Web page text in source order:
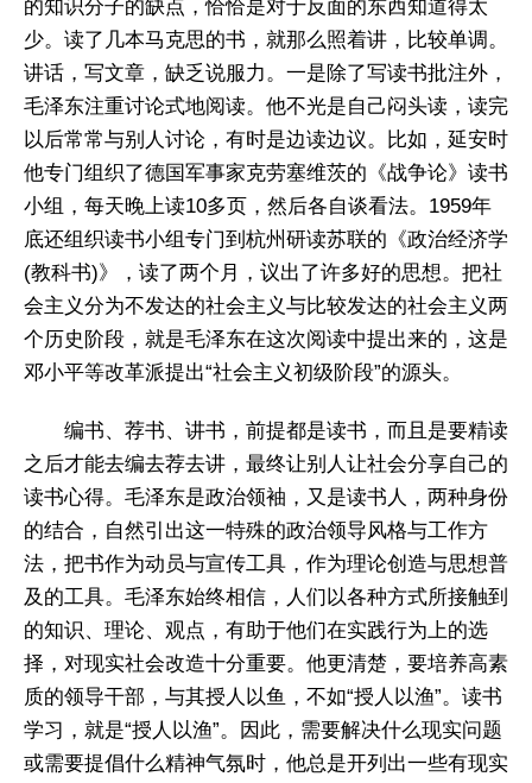
的知识分子的缺点，恰恰是对于反面的东西知道得太
少。读了几本马克思的书，就那么照着讲，比较单调。
讲话，写文章，缺乏说服力。一是除了写读书批注外，
毛泽东注重讨论式地阅读。他不光是自己闷头读，读完
以后常常与别人讨论，有时是边读边议。比如，延安时
他专门组织了德国军事家克劳塞维茨的《战争论》读书
小组，每天晚上读10多页，然后各自谈看法。1959年
底还组织读书小组专门到杭州研读苏联的《政治经济学
(教科书)》，读了两个月，议出了许多好的思想。把社
会主义分为不发达的社会主义与比较发达的社会主义两
个历史阶段，就是毛泽东在这次阅读中提出来的，这是
邓小平等改革派提出“社会主义初级阶段”的源头。
编书、荐书、讲书，前提都是读书，而且是要精读
之后才能去编去荐去讲，最终让别人让社会分享自己的
读书心得。毛泽东是政治领袖，又是读书人，两种身份
的结合，自然引出这一特殊的政治领导风格与工作方
法，把书作为动员与宣传工具，作为理论创造与思想普
及的工具。毛泽东始终相信，人们以各种方式所接触到
的知识、理论、观点，有助于他们在实践行为上的选
择，对现实社会改造十分重要。他更清楚，要培养高素
质的领导干部，与其授人以鱼，不如“授人以渔”。读书
学习，就是“授人以渔”。因此，需要解决什么现实问题
或需要提倡什么精神气氛时，他总是开列出一些有现实